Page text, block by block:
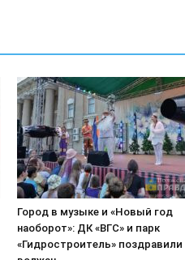
Город в музыке и «Новый год
наоборот»: ДК «ВГС» и парк
«Гидростроитель» поздравили